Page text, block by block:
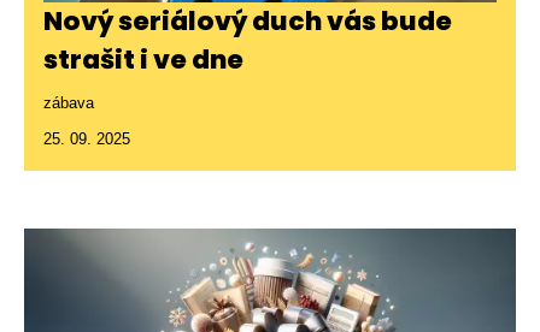
Nový seriálový duch vás bude
strašit i ve dne
zábava
25. 09. 2025